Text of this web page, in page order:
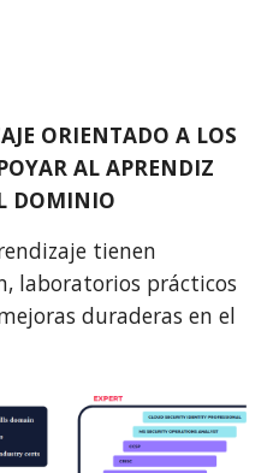
ORIENTADO A LOS
AL APRENDIZ
DOMINIO
tienen
laboratorios prácticos
duraderas en el